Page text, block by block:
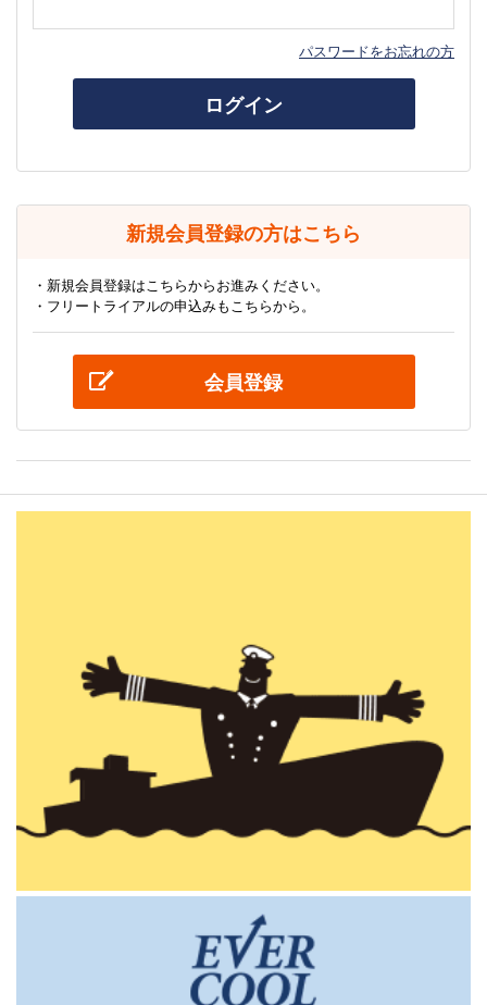
パスワードをお忘れの方
ログイン
新規会員登録の方はこちら
・新規会員登録はこちらからお進みください。
・フリートライアルの申込みもこちらから。
会員登録